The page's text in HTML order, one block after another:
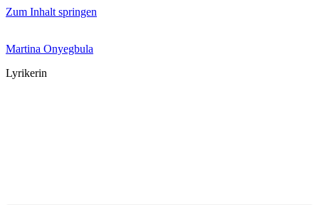
Zum Inhalt springen
Martina Onyegbula
Lyrikerin